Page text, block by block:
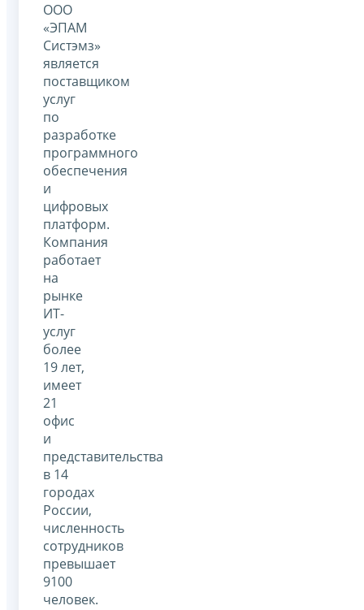
ООО
«ЭПАМ
Систэмз»
является
поставщиком
услуг
по
разработке
программного
обеспечения
и
цифровых
платформ.
Компания
работает
на
рынке
ИТ-
услуг
более
19 лет,
имеет
21
офис
и
представительства
в 14
городах
России,
численность
сотрудников
превышает
9100
человек.